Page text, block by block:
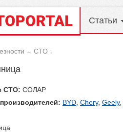
Статьи
→ СТО ↓
СТО: СОЛАР
BYD Chery, Geely,